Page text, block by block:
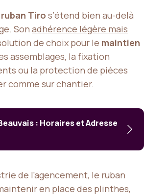
ruban Tiro s’étend bien au-delà
Son adhérence légère mais
de choix pour le maintien
assemblages, la fixation
ou la protection de pièces
comme sur chantier.
: Horaires et Adresse
de l’agencement, le ruban
en place des plinthes,